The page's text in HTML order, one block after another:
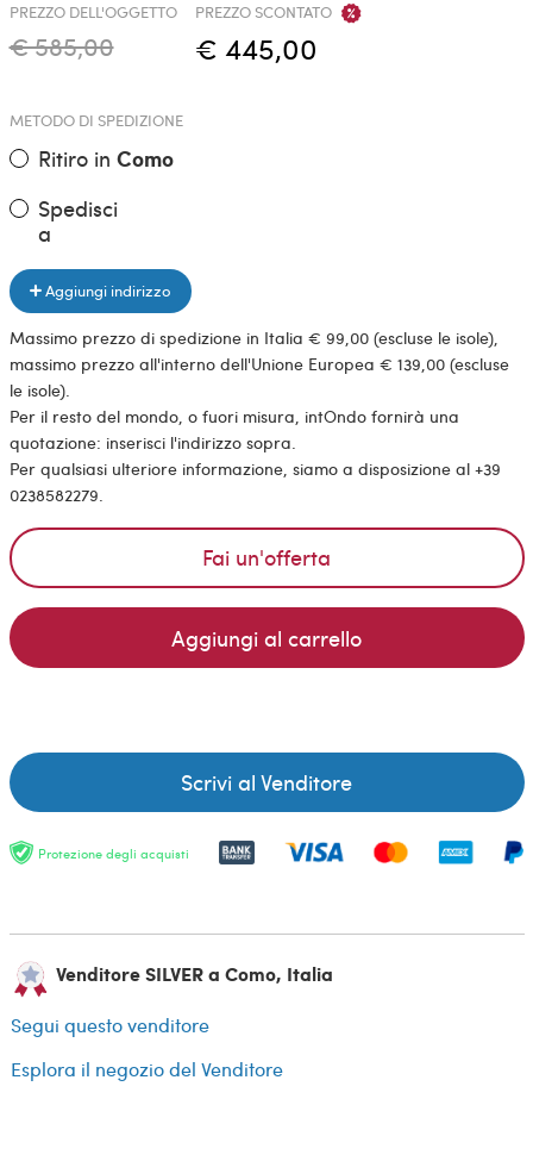
PREZZO DELL'OGGETTO
€ 585,00
PREZZO SCONTATO
€ 445,00
METODO DI SPEDIZIONE
Ritiro in Como
Spedisci
a
Aggiungi indirizzo
Massimo prezzo di spedizione in Italia € 99,00 (escluse le isole),
massimo prezzo all'interno dell'Unione Europea € 139,00 (escluse
le isole).
Per il resto del mondo, o fuori misura, intOndo fornirà una
quotazione: inserisci l'indirizzo sopra.
Per qualsiasi ulteriore informazione, siamo a disposizione al +39
0238582279.
Fai un'offerta
Aggiungi al carrello
Scrivi al Venditore
Protezione degli acquisti
Venditore SILVER a Como, Italia
Segui questo venditore
Esplora il negozio del Venditore